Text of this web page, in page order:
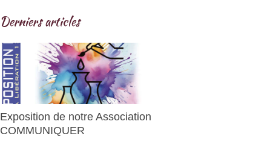
Derniers articles
Exposition de notre Association
COMMUNIQUER